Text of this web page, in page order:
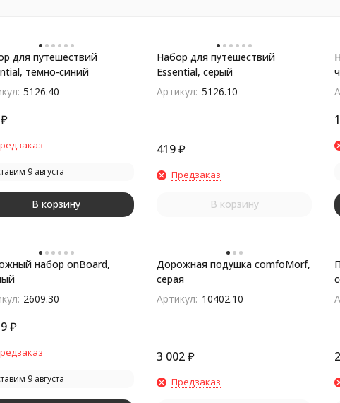
для путешествий
темно-синий
5126.40
₽
9 августа
В корзину
Набор для путешествий
Essential, серый
Артикул: 5126.10
419₽
Предзаказ
В корзину
набор onBoard,
2609.30
₽
9 августа
Дорожная подушка comfoMorf,
серая
Артикул: 10402.10
3 002₽
Предзаказ